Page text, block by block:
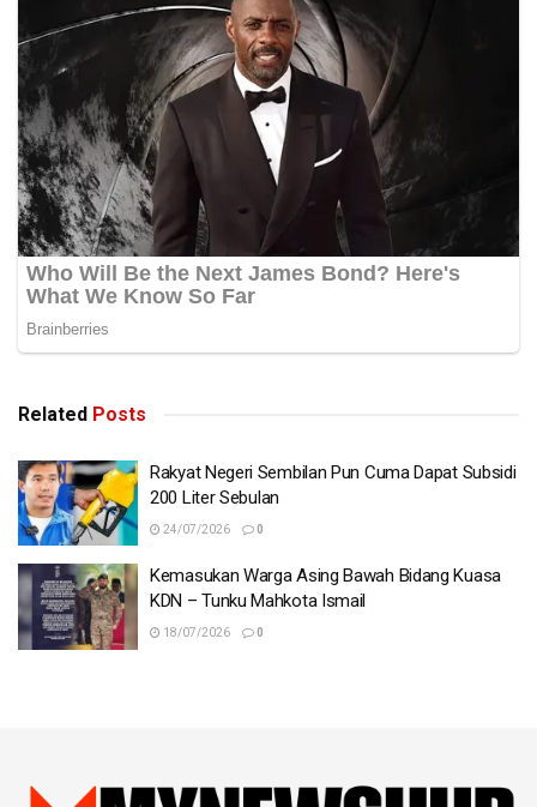
“PBT perlu mengikut tatacara yang telah digariskan oleh
undang-undang tersebut bagi memastikan para peniaga
tidak mengotorkan kawasan.
“Tindakan yang boleh diambil oleh PBT adalah
mengkompaun, menggantung, menarik balik atau
membatalkan lesen pernigaan bagi peniaga yang tidak
menjaga kebersihan,” katanya. – BERNAMA
Related Posts
Rakyat Negeri Sembilan Pun Cuma Dapat Subsidi
200 Liter Sebulan
24/07/2026 0
Kemasukan Warga Asing Bawah Bidang Kuasa
KDN – Tunku Mahkota Ismail
18/07/2026 0